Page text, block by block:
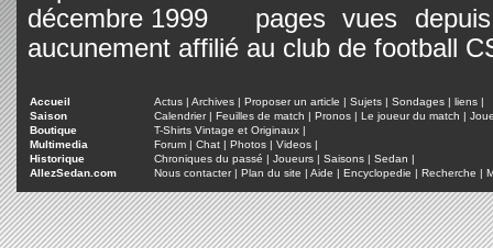
pages vues
aucunement affilié au club de football
Accueil Actus | Archives | Proposer un article | Sujets | Sondages | liens |
Saison
Calendrier| Feuilles de match | Pronos | Le joueur du match |
Boutique
T-Shirts Vintage et Originaux |
Multimedia
Forum | Chat | Photos | Videos |
Historique
Chroniques du passé | Joueurs | Saisons | Sedan |
AllezSedan.com
Nous contacter| Plan du site | Aide | Encyclopedie | Recherche |